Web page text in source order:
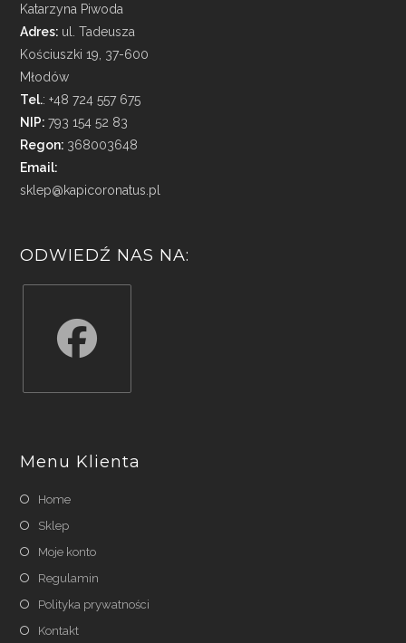
Katarzyna Piwoda
Adres: ul. Tadeusza
Kościuszki 19, 37-600
Młodów
Tel.: +48 724 557 675
NIP:793 154 52 83
Regon: 368003648
Email:
sklep@kapicoronatus.pl
ODWIEDŹ NAS NA:
new
tab
Menu Klienta
Home
Sklep
Moje konto
Regulamin
Polityka prywatności
Kontakt